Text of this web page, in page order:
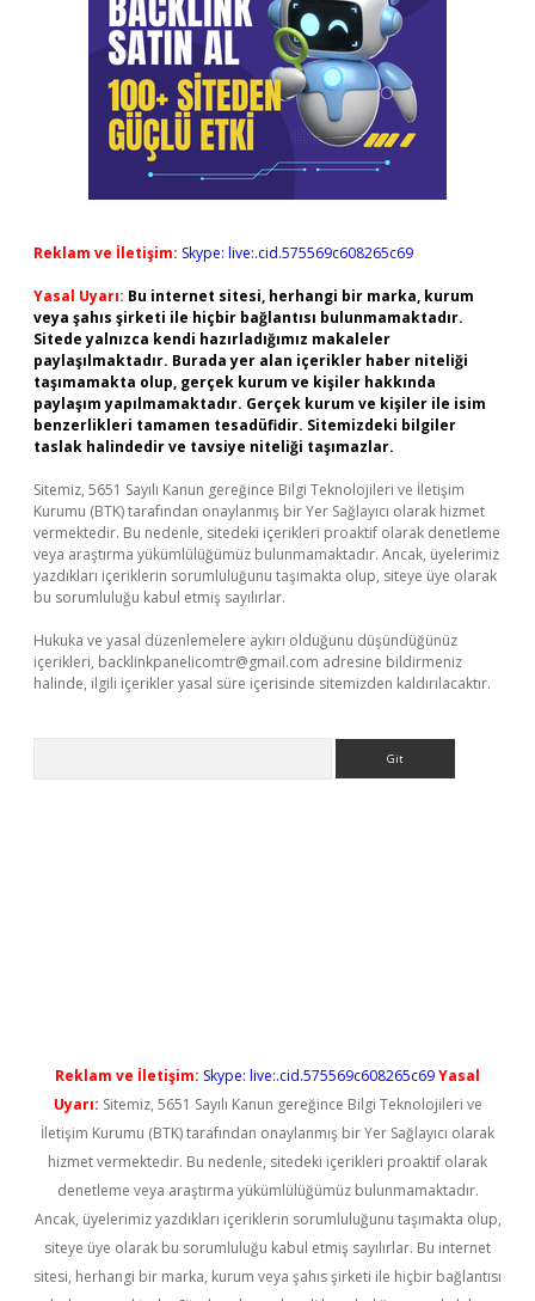
Reklam ve İletişim: Skype: live:.cid.575569c608265c69
Yasal Uyarı: Bu internet sitesi, herhangi bir marka, kurum
veya şahıs şirketi ile hiçbir bağlantısı bulunmamaktadır.
Sitede yalnızca kendi hazırladığımız makaleler
paylaşılmaktadır. Burada yer alan içerikler haber niteliği
taşımamakta olup, gerçek kurum ve kişiler hakkında
paylaşım yapılmamaktadır. Gerçek kurum ve kişiler ile isim
benzerlikleri tamamen tesadüfidir. Sitemizdeki bilgiler
taslak halindedir ve tavsiye niteliği taşımazlar.
Sitemiz, 5651 Sayılı Kanun gereğince Bilgi Teknolojileri ve İletişim
Kurumu (BTK) tarafından onaylanmış bir Yer Sağlayıcı olarak hizmet
vermektedir. Bu nedenle, sitedeki içerikleri proaktif olarak denetleme
veya araştırma yükümlülüğümüz bulunmamaktadır. Ancak, üyelerimiz
yazdıkları içeriklerin sorumluluğunu taşımakta olup, siteye üye olarak
bu sorumluluğu kabul etmiş sayılırlar.
Hukuka ve yasal düzenlemelere aykırı olduğunu düşündüğünüz
içerikleri, backlinkpanelicomtr@gmail.com adresine bildirmeniz
halinde, ilgili içerikler yasal süre içerisinde sitemizden kaldırılacaktır.
Reklam ve İletişim: Skype: live:.cid.575569c608265c69Yasal
Uyarı: Sitemiz, 5651 Sayılı Kanun gereğince Bilgi Teknolojileri ve
İletişim Kurumu (BTK) tarafından onaylanmış bir Yer Sağlayıcı olarak
hizmet vermektedir. Bu nedenle, sitedeki içerikleri proaktif olarak
denetleme veya araştırma yükümlülüğümüz bulunmamaktadır.
Ancak, üyelerimiz yazdıkları içeriklerin sorumluluğunu taşımakta olup,
siteye üye olarak bu sorumluluğu kabul etmiş sayılırlar. Bu internet
sitesi, herhangi bir marka, kurum veya şahıs şirketi ile hiçbir bağlantısı